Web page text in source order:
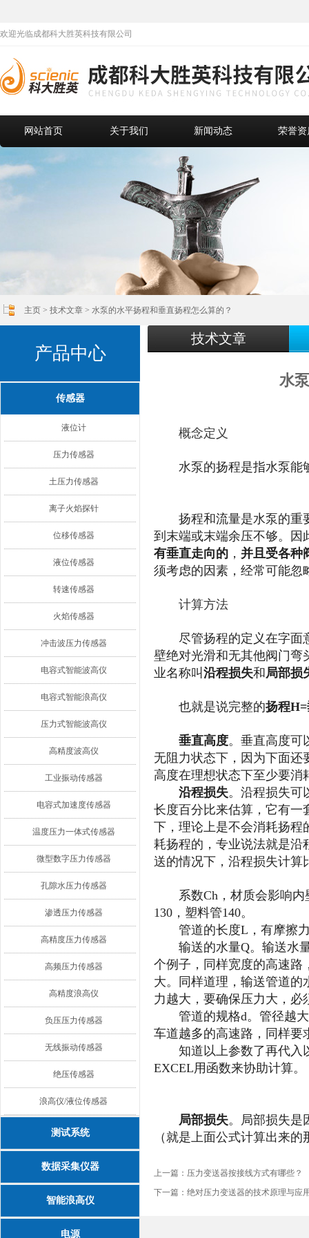
欢迎光临成都科大胜英科技有限公司
网站首页 关于我们 新闻动态 荣誉资
主页 > 技术文章 > 水泵的水平扬程和垂直扬程怎么算的？
产品中心
传感器
液位计
压力传感器
土压力传感器
离子火焰探针
位移传感器
液位传感器
转速传感器
火焰传感器
冲击波压力传感器
电容式智能波高仪
电容式智能浪高仪
压力式智能波高仪
高精度波高仪
工业振动传感器
电容式加速度传感器
温度压力一体式传感器
微型数字压力传感器
孔隙水压力传感器
渗透压力传感器
高精度压力传感器
高频压力传感器
高精度浪高仪
负压压力传感器
无线振动传感器
绝压传感器
浪高仪/液位传感器
测试系统
数据采集仪器
智能浪高仪
电源
技术文章
水
概念定义
水泵的扬程是指水泵能
扬程和流量是水泵的重
到末端或末端余压不够。因
有垂直走向的 ， 并且受各种
须考虑的因素，经常可能忽
计算方法
尽管扬程的定义在字面
壁绝对光滑和无其他阀门弯
业名称叫 沿程损失和局部损
也就是说完整的扬程
垂直高度。垂直高度可
无阻力状态下，因为下面还
高度在理想状态下至少要消
沿程损失。沿程损失可
长度百分比来估算，它有一
下，理论上是不会消耗扬程
耗扬程的，专业说法就是沿
送的情况下，沿程损失计算
系数Ch，材质会影响
130，塑料管140。
管道的长度L，有摩擦
输送的水量Q。输送水
个例子，同样宽度的高速路
大。同样道理，输送管道
力越大，要确保压力大，必
管道的规格d。管径越
车道越多的高速路，同样要
知道以上参数了再代入
EXCEL用函数来协助计算。
局部损失。局部损失是
（就是上面公式计算出来
上一篇： 压力变送器按接线方式有哪些？
下一篇： 绝对压力变送器的技术原理与应